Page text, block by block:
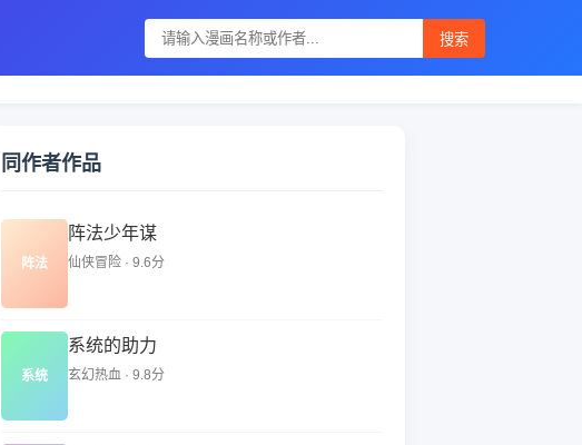
搜索
同作者作品
阵法
阵法少年谋
仙侠冒险 · 9.6分
系统
系统的助力
玄幻热血 · 9.8分